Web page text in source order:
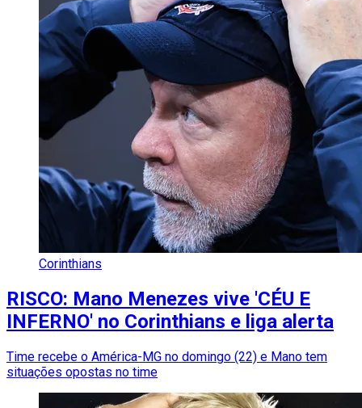
Corinthians
RISCO: Mano Menezes vive 'CÉU E
INFERNO' no Corinthians e liga alerta
Time recebe o América-MG no domingo (22) e Mano tem
situações opostas no time